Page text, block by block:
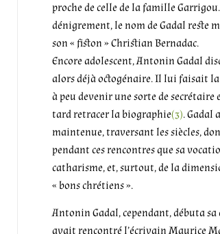
proche de celle de la famille
dénigrement, le nom de Gadal reste
son « fiston » Christian Bernadac.
Encore adolescent, Antonin Gadal
alors déjà octogénaire. Il lui faisait
à peu devenir unesorte de
tard retracer la biographie(3). Gadal
maintenue, traversant les siècles,
pendant ces rencontres que sa
catharisme, et, surtout, de la
« bons chrétiens ».
Antonin Gadal, cependant, débuta
avait rencontré l’écrivain Maurice